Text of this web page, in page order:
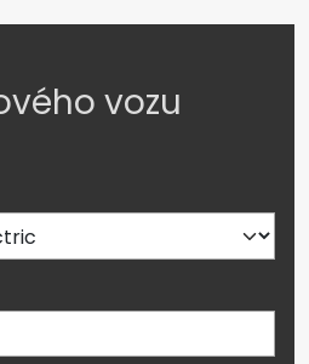
vozu